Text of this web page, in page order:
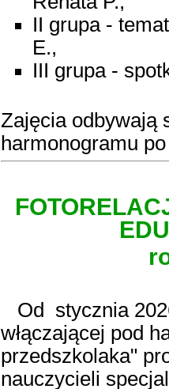
II grupa -
E.,
III grupa -
Zajęcia odbywają
harmonogramu
Od stycznia
włączającej pod
przedszkolaka"
nauczycieli